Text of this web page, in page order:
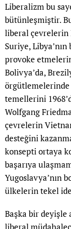
Liberalizm bu
bütünleşmiştir.
liberal çevrelerin
Suriye,
provoke
Bolivya’da,
temellerini
Wolfgang
çevrelerin
desteğini
konsepti ortaya
başarıya
Yugoslavya’nın
ülkelerin tekel
Başka bir deyişle
liberal